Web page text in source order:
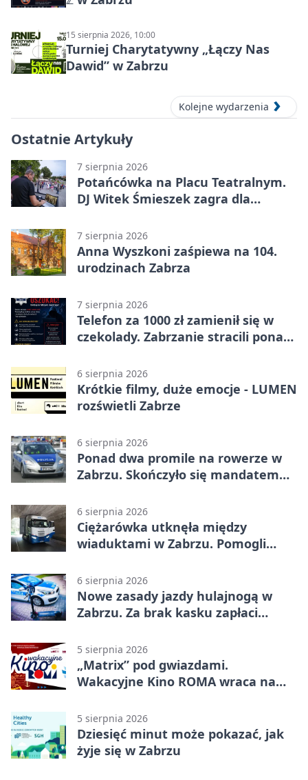
15 sierpnia 2026, 10:00
Turniej Charytatywny „Łączy Nas
Dawid” w Zabrzu
Kolejne wydarzenia
Ostatnie Artykuły
7 sierpnia 2026
Potańcówka na Placu Teatralnym.
DJ Witek Śmieszek zagra dla
7 sierpnia 2026
Anna Wyszkoni zaśpiewa na 104.
urodzinach Zabrza
7 sierpnia 2026
Telefon za 1000 zł zamienił się w
czekolady. Zabrzanie stracili ponad
6 sierpnia 2026
Krótkie filmy, duże emocje - LUMEN
rozświetli Zabrze
6 sierpnia 2026
Ponad dwa promile na rowerze w
Zabrzu. Skończyło się mandatem
6 sierpnia 2026
Ciężarówka utknęła między
wiaduktami w Zabrzu. Pomogli
6 sierpnia 2026
Nowe zasady jazdy hulajnogą w
Zabrzu. Za brak kasku zapłaci
5 sierpnia 2026
„Matrix” pod gwiazdami.
Wakacyjne Kino ROMA wraca na
5 sierpnia 2026
Dziesięć minut może pokazać, jak
żyje się w Zabrzu